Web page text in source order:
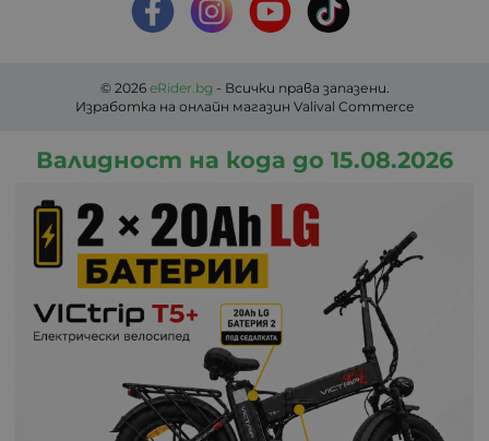
© 2026 eRider.bg - Всички права запазени.
Изработка на онлайн магазин Valival Commerce
Валидност на кода до 15.08.2026